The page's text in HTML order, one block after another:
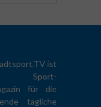
ist
Sport-
für die
tägliche